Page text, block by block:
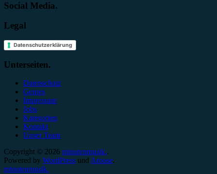
Social Media.
Legal
Datenschutzerklärung
Unterseiten.
Datenschutz
Genres
Impressum
Jobs
Kategorien
Kontakt
Unser Team
Copyright © 2026 minutenmusik..
Powered by WordPress und Arouse.
minutenmusik.